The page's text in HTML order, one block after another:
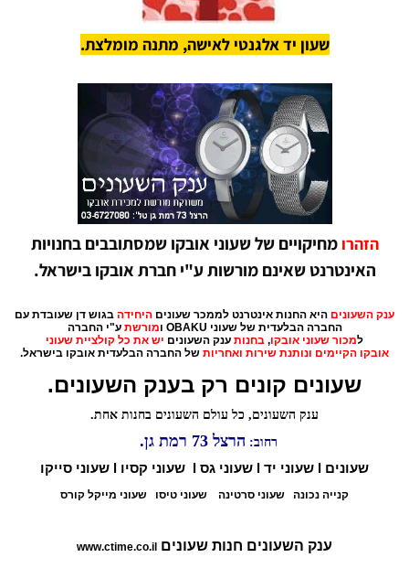
שעון יד אלגנטי לאישה, מתנה מומלצת.
הזהרומחיקויים של שעוני אובקו שמסתובבים בחנויות
האינטרנט שאינם מורשות ע"י חברת אובקו בישראל.
השעוניםהיא החנות אינטרנט לממכר שעוניםהיחידהבגוש דן שעובדת עם
החברה הבלעדית של שעוני OBAKU ו
מורשתע"י החברה
מכור שעוני אובקו,בחנות ענק השעוניםיש את כל קולציית שעוני
אובקוהקיימים ונותנת שירות ואחריותשל החברה הבלעדית אובקו בישראל.
שעונים קונים רק בענק השעונים.
ענק השעונים, כל עולם השעונים בחנות אחת.
רחוב: הרצל 73 רמת גן.
שעונים l שעוני יד l שעוני גס l שעוני קסיו l שעוני סייקו
קנייה נכונה שעוני סרטינה שעוני טיסו שעוני מייקל קורס
ענק השעונים חנות שעוניםwww.ctime.co.il